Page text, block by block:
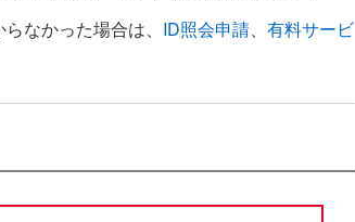
なかった場合は、 ID照会申請
有料サービ